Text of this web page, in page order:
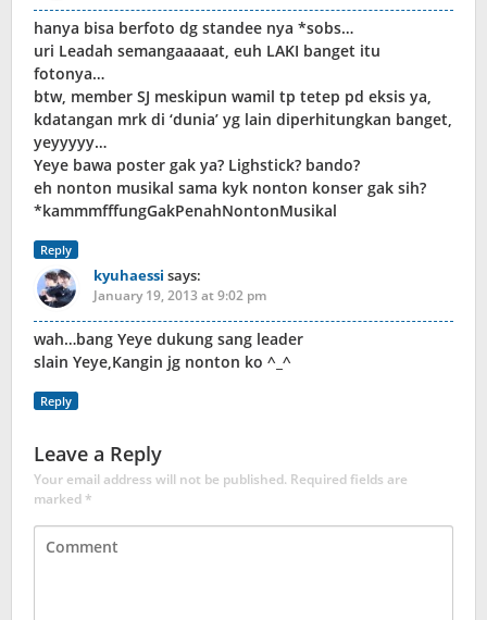
hanya bisa berfoto dg standee nya *sobs…
uri Leadah semangaaaaat, euh LAKI banget itu
fotonya…
btw, member SJ meskipun wamil tp tetep pd eksis ya,
kdatangan mrk di ‘dunia’ yg lain diperhitungkan banget,
yeyyyyy…
Yeye bawa poster gak ya? Lighstick? bando?
eh nonton musikal sama kyk nonton konser gak sih?
*kammmfffungGakPenahNontonMusikal
Reply
kyuhaessi says:
January 19, 2013 at 9:02 pm
wah…bang Yeye dukung sang leader
slain Yeye,Kangin jg nonton ko ^_^
Reply
Leave a Reply
Your email address will not be published. Required fields are
marked*